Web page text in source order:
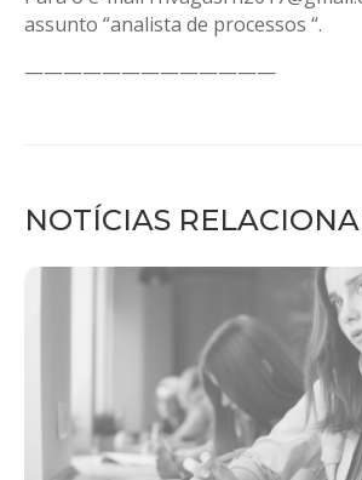
assunto “analista de processos “.
—————————————
NOTÍCIAS